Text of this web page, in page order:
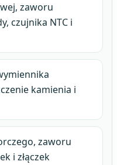
zaworu
czujnika NTC i
kamienia i
zaworu
i złączek